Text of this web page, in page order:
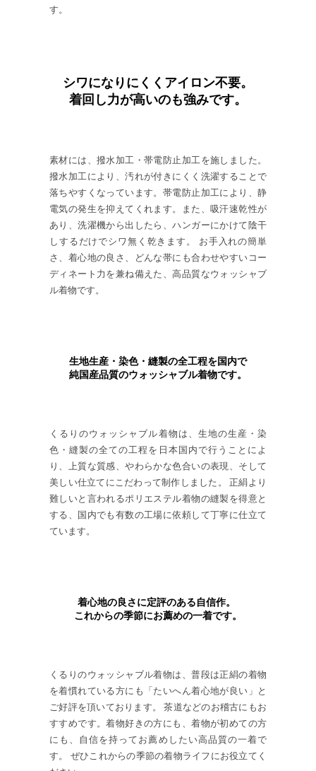
す。
シワになりにくくアイロン不要。
着回し力が高いのも強みです。
素材には、撥水加工・帯電防止加工を施しました。
撥水加工により、汚れが付きにくく洗濯することで
落ちやすくなっています。帯電防止加工により、静
電気の発生を抑えてくれます。また、吸汗速乾性が
あり、洗濯機から出したら、ハンガーにかけて陰干
しするだけでシワ無く乾きます。 お手入れの簡単
さ、着心地の良さ、どんな帯にも合わせやすいコー
ディネート力を兼ね備えた、高品質なウォッシャブ
ル着物です。
生地生産・染色・縫製の全工程を国内で
純国産品質のウォッシャブル着物です。
くるりのウォッシャブル着物は、生地の生産・染
色・縫製の全ての工程を日本国内で行うことによ
り、上質な質感、やわらかな色合いの表現、そして
美しい仕立てにこだわって制作しました。 正絹より
難しいと言われるポリエステル着物の縫製を得意と
する、国内でも有数の工場に依頼して丁寧に仕立て
ています。
着心地の良さに定評のある自信作。
これからの季節にお薦めの一着です。
くるりのウォッシャブル着物は、普段は正絹の着物
を着慣れている方にも「たいへん着心地が良い」と
ご好評を頂いております。 茶道などのお稽古にもお
すすめです。着物好きの方にも、着物が初めての方
にも、自信を持ってお薦めしたい高品質の一着で
す。 ぜひこれからの季節の着物ライフにお役立てく